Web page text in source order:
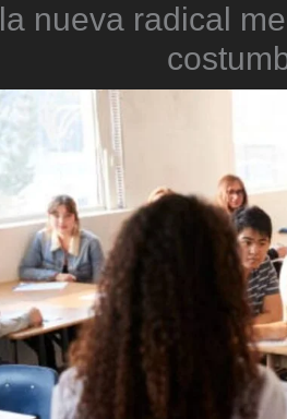
la nueva radical